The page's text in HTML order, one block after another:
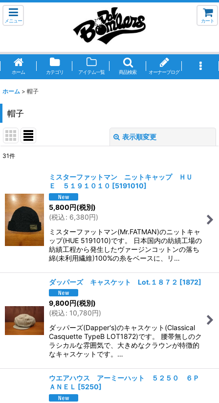
メニュー カート
ホーム カテゴリ アイテム一覧 商品検索 オーナーブログ
ホーム > 帽子
帽子
表示順変更
並び順:
絞り込む
31件
ミスターファットマン ニットキャップ ＨＵ
Ｅ ５１９１０１０ [5191010]
5,800円(税別)
(税込: 6,380円)
ミスターファットマン(Mr.FATMAN)のニットキャ
ップ(HUE 5191010)です。 日本国内の紡績工場の
紡績工程から発生したヴァージンコットンの落ち
綿(未利用繊維)100%の糸をベースに、リ…
ダッパーズ キャスケット Lot.１８７２ [1872]
9,800円(税別)
(税込: 10,780円)
ダッパーズ(Dapper's)のキャスケット(Classical
Casquette TypeB LOT1872)です。 腰帯無しのク
ラシカルな雰囲気で、大きめなクラウンが特徴的
なキャスケットです。…
ウエアハウス アーミーハット ５２５０ ６Ｐ
ＡＮＥＬ [5250]